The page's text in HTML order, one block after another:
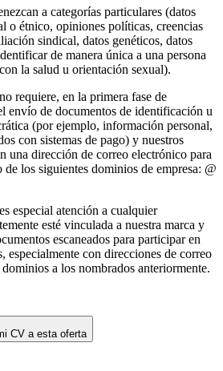
a categorías particulares (datos
o étnico, opiniones políticas, creencias
sindical, datos genéticos, datos
de manera única a una persona
la salud u orientación sexual).
requiere, en la primera fase de
envío de documentos de identificación u
(por ejemplo, información personal,
con sistemas de pago) y nuestros
una dirección de correo electrónico para
los siguientes dominios de empresa: @
especial atención a cualquier
esté vinculada a nuestra marca y
escaneados para participar en
especialmente con direcciones de correo
a los nombrados anteriormente.
CV a esta oferta